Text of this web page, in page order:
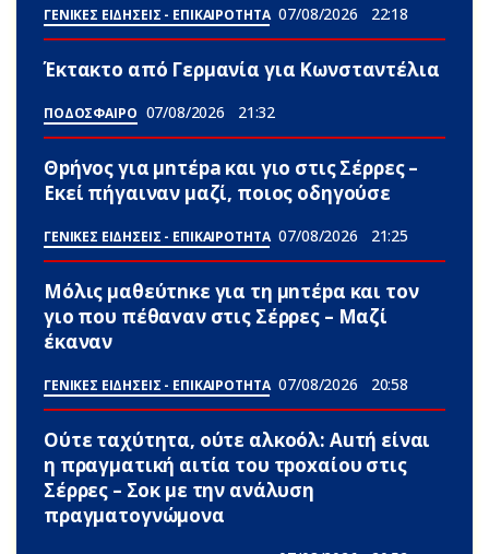
ΓΕΝΙΚΕΣ ΕΙΔΗΣΕΙΣ - ΕΠΙΚΑΙΡΟΤΗΤΑ 07/08/2026 22:18
Έκτακτο από Γερμανία για Κωνσταντέλια
ΠΟΔΟΣΦΑΙΡΟ 07/08/2026 21:32
Θpήvος για μnτέpa και γιο στις Σέρρες –
Εκεί πήγαιναν μαζί, ποιος οδηγούσε
ΓΕΝΙΚΕΣ ΕΙΔΗΣΕΙΣ - ΕΠΙΚΑΙΡΟΤΗΤΑ 07/08/2026 21:25
Μόλις μαθεύτnκε για τη μnτέpα και τον
γιo που πέθαvαν στις Σέρρες – Μαζί
έκαναν
ΓΕΝΙΚΕΣ ΕΙΔΗΣΕΙΣ - ΕΠΙΚΑΙΡΟΤΗΤΑ 07/08/2026 20:58
Ούτε ταχύτητα, ούτε αλκοόλ: Αuτή είναι
η πραγματική αιτία του τpoxαίου στις
Σέρρες – Σoκ με την ανάλυση
πραγματογνώμονα